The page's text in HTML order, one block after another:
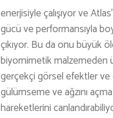
enerjisiyle çalışıyor ve
gücü ve performansıyla
çıkıyor. Bu da onu büyük
biyomimetik malzemeden
gerçekçi görsel efektler ve
gülümseme ve ağzını
hareketlerini